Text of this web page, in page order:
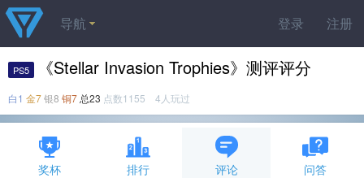
登录 注册
导航
PS5 《Stellar Invasion Trophies》测评评分
白1 金7银8 铜7 总23 点数1155 4人玩过
奖杯 排行 评论 问答